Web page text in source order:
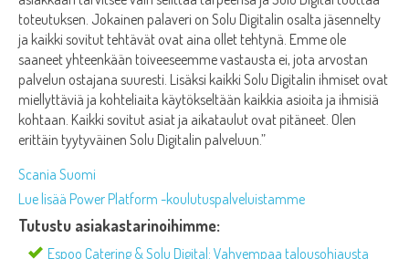
toteutuksen. Jokainen palaveri on Solu Digitalin osalta jäsennelty
ja kaikki sovitut tehtävät ovat aina ollet tehtynä. Emme ole
saaneet yhteenkään toiveeseemme vastausta ei, jota arvostan
palvelun ostajana suuresti. Lisäksi kaikki Solu Digitalin ihmiset ovat
miellyttäviä ja kohteliaita käytökseltään kaikkia asioita ja ihmisiä
kohtaan. Kaikki sovitut asiat ja aikataulut ovat pitäneet. Olen
erittäin tyytyväinen Solu Digitalin palveluun.”
Scania Suomi
Lue lisää Power Platform -koulutuspalveluistamme
Tutustu asiakastarinoihimme:
Espoo Catering & Solu Digital: Vahvempaa talousohjausta